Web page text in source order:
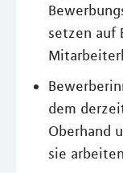
setzen auf
dem
Oberhand
sie